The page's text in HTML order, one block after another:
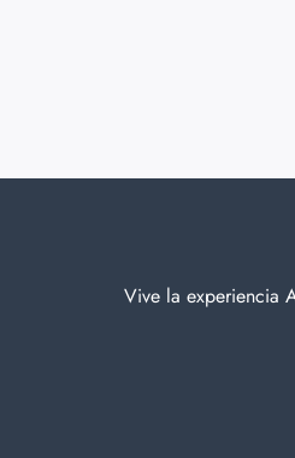
Vive la experiencia